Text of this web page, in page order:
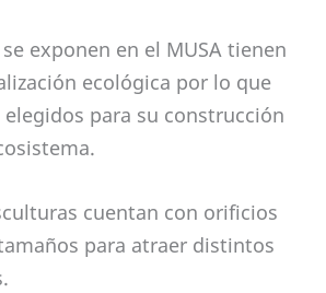
exponen en el MUSA tienen
ecológica por lo que
para su construcción
cuentan con orificios
para atraer distintos